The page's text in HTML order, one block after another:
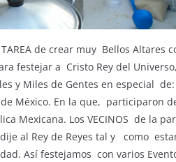
de crear muy Bellos Altares
festejar a Cristo Rey del
y Miles de Gentes en especial de:
de México. En la que, participaron
Mexicana. Los VECINOS de la
al Rey de Reyes tal y como
Así festejamos con varios